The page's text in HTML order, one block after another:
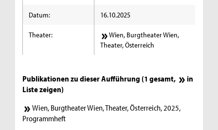
Datum: 16.10.2025
Theater:
Wien, Burgtheater Wien,
Theater, Österreich
Publikationen zu dieser Aufführung (1 gesamt,
in
Liste zeigen)
Wien, Burgtheater Wien, Theater, Österreich, 2025,
Programmheft